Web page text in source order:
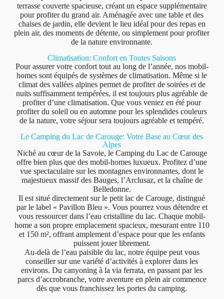
terrasse couverte spacieuse, créant un espace supplémentaire
pour profiter du grand air. Aménagée avec une table et des
chaises de jardin, elle devient le lieu idéal pour des repas en
plein air, des moments de détente, ou simplement pour profiter
de la nature environnante.
Climatisation: Confort en Toutes Saisons
Pour assurer votre confort tout au long de l’année, nos mobil-
homes sont équipés de systèmes de climatisation. Même si le
climat des vallées alpines permet de profiter de soirées et de
nuits suffisamment tempérées, il est toujours plus agréable de
profiter d’une climatisation. Que vous veniez en été pour
profiter du soleil ou en automne pour les splendides couleurs
de la nature, votre séjour sera toujours agréable et tempéré.
Le Camping du Lac de Carouge: Votre Base au Cœur des
Alpes
Niché au cœur de la Savoie, le Camping du Lac de Carouge
offre bien plus que des mobil-homes luxueux. Profitez d’une
vue spectaculaire sur les montagnes environnantes, dont le
majestueux massif des Bauges, l’Arclusaz, et la chaîne de
Belledonne.
Il est situé directement sur le petit lac de Carouge, distingué
par le label « Pavillon Bleu ». Vous pourrez vous détendre et
vous ressourcer dans l’eau cristalline du lac. Chaque mobil-
home a son propre emplacement spacieux, mesurant entre 110
et 150 m², offrant amplement d’espace pour que les enfants
puissent jouer librement.
Au-delà de l’eau paisible du lac, notre équipe peut vous
conseiller sur une variété d’activités à explorer dans les
environs. Du canyoning à la via ferrata, en passant par les
parcs d’accrobranche, votre aventure en plein air commence
dès que vous franchissez les portes du camping.